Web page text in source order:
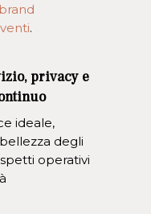
.
privacy e
ideale,
degli
operativi